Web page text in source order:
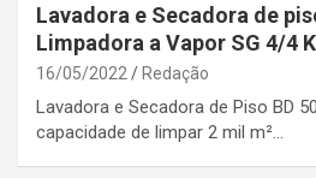
Lavadora e Secadora de
Limpadora a Vapor SG 4/4
16/05/2022 Redação
Lavadora e Secadora de Piso BD
capacidade de limpar 2 mil m²…